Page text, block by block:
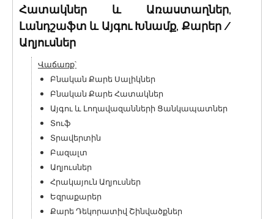
Հատակներ և Առաստաղներ,
Լանդշաֆտ և Այգու Խնամք, Քարեր /
Աղյուսներ
Վաճառք՝
Բնական Քարե Սալիկներ
Բնական Քարե Հատակներ
Այգու և Լողավազանների Ցանկապատներ
Տուֆ
Տրավերտին
Բազալտ
Աղյուսներ
Հրակայուն Աղյուսներ
Եզրաքարեր
Քարե Դեկորատիվ Շինվածքներ